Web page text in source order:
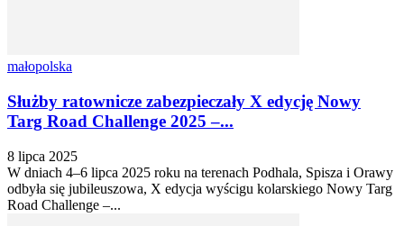
małopolska
Służby ratownicze zabezpieczały X edycję Nowy
Targ Road Challenge 2025 –...
8 lipca 2025
W dniach 4–6 lipca 2025 roku na terenach Podhala, Spisza i Orawy
odbyła się jubileuszowa, X edycja wyścigu kolarskiego Nowy Targ
Road Challenge –...